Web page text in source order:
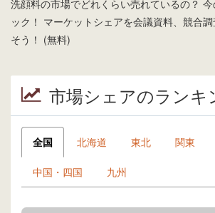
洗顔料の市場でどれくらい売れているの？
ック！ マーケットシェアを会議資料、競合
そう！ (無料)
市場シェアのランキ
全国 北海道 東北 関東
中国・四国 九州